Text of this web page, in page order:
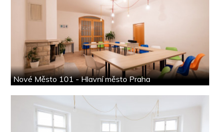
Nové Město 101 - Hlavní město Praha